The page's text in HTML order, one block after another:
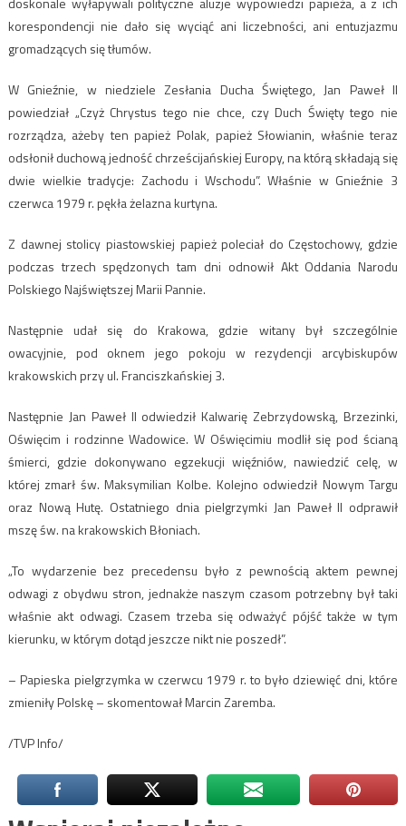
korespondencji nie dało się wyciąć ani liczebności, ani entuzjazmu
gromadzących się tłumów.
W Gnieźnie, w niedziele Zesłania Ducha Świętego, Jan Paweł II
powiedział „Czyż Chrystus tego nie chce, czy Duch Święty tego nie
rozrządza, ażeby ten papież Polak, papież Słowianin, właśnie teraz
odsłonił duchową jedność chrześcijańskiej Europy, na którą składają się
dwie wielkie tradycje: Zachodu i Wschodu”. Właśnie w Gnieźnie 3
czerwca 1979 r. pękła żelazna kurtyna.
Z dawnej stolicy piastowskiej papież poleciał do Częstochowy, gdzie
podczas trzech spędzonych tam dni odnowił Akt Oddania Narodu
Polskiego Najświętszej Marii Pannie.
Następnie udał się do Krakowa, gdzie witany był szczególnie
owacyjnie, pod oknem jego pokoju w rezydencji arcybiskupów
krakowskich przy ul. Franciszkańskiej 3.
Następnie Jan Paweł II odwiedził Kalwarię Zebrzydowską, Brzezinki,
Oświęcim i rodzinne Wadowice. W Oświęcimiu modlił się pod ścianą
śmierci, gdzie dokonywano egzekucji więźniów, nawiedzić celę, w
której zmarł św. Maksymilian Kolbe. Kolejno odwiedził Nowym Targu
oraz Nową Hutę. Ostatniego dnia pielgrzymki Jan Paweł II odprawił
mszę św. na krakowskich Błoniach.
„To wydarzenie bez precedensu było z pewnością aktem pewnej
odwagi z obydwu stron, jednakże naszym czasom potrzebny był taki
właśnie akt odwagi. Czasem trzeba się odważyć pójść także w tym
kierunku, w którym dotąd jeszcze nikt nie poszedł”.
– Papieska pielgrzymka w czerwcu 1979 r. to było dziewięć dni, które
zmieniły Polskę – skomentował Marcin Zaremba.
/TVP Info/